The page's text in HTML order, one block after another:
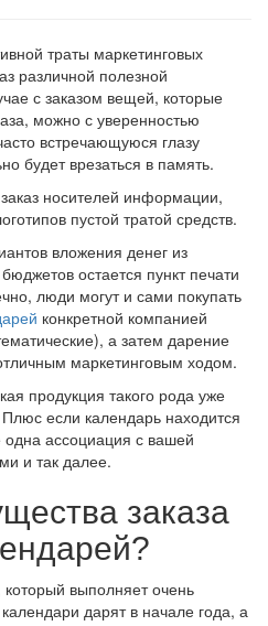
траты маркетинговых
различной полезной
с заказом вещей, которые
можно с уверенностью
встречающуюся глазу
будет врезаться в память.
носителей информации,
пустой тратой средств.
вложения денег из
остается пункт печати
люди могут и сами покупать
конкретной компанией
а затем дарение
маркетинговым ходом.
продукция такого рода уже
если календарь находится
ассоциация с вашей
и так далее.
заказа
выполняет очень
дарят в начале года, а